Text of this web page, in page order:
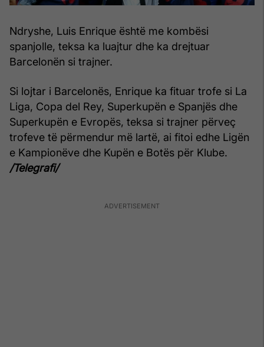
Ndryshe, Luis Enrique është me kombësi
spanjolle, teksa ka luajtur dhe ka drejtuar
Barcelonën si trajner.
Si lojtar i Barcelonës, Enrique ka fituar trofe si La
Liga, Copa del Rey, Superkupën e Spanjës dhe
Superkupën e Evropës, teksa si trajner përveç
trofeve të përmendur më lartë, ai fitoi edhe Ligën
e Kampionëve dhe Kupën e Botës për Klube.
/Telegrafi/